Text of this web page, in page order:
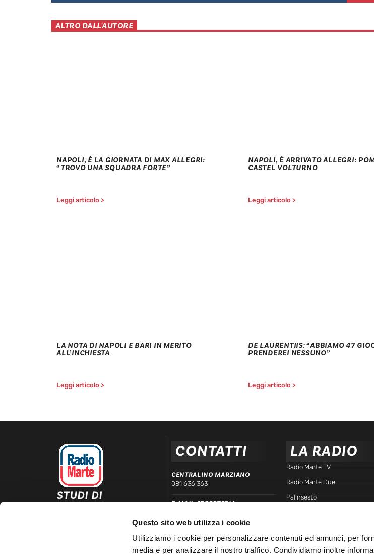
Questo sito web utilizza i cookie
Utilizziamo i cookie per personalizzare contenuti ed annunci, per
media e per analizzare il nostro traffico. Condividiamo inoltre
ALTRO DALL'AUTORE
NAPOLI, È LA GIORNATA DI MAX ALLEGRI:
“TROVO UNA SQUADRA FORTE”
Leggi articolo >
NAPOLI, È ARRIVATO ALLEGRI:
CASTEL VOLTURNO
Leggi articolo >
LA NOTA DI NAPOLI E BARI IN MERITO
ALL’INCHIESTA
Leggi articolo >
DE LAURENTIIS: “ABBIAMO 47
PRENDEREI NESSUNO”
Leggi articolo >
STUDI DI
Via Comunale Tavernola, 166/b
CONTATTI
CENTRALINO MARZIANO
081 636 363
E-MAIL SEGRETERIA
339 666 99 90
LA RADIO
Radio Marte TV
Radio Marte Due
Palinsesto
Podcast - Brain Station